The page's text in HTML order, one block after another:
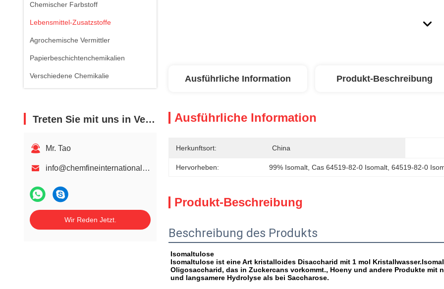
Chemischer Farbstoff
Lebensmittel-Zusatzstoffe
Agrochemische Vermittler
Papierbeschichtenchemikalien
Verschiedene Chemikalie
Treten Sie mit uns in Verbindung
Mr. Tao
info@chemfineinternational.com
Wir Reden Jetzt.
Ausführliche Information Produkt-Beschreibung
Ausführliche Information
Herkunftsort: China
Hervorheben: 99% Isomalt , Cas 64519-82-0 Isomalt , 64519-82-0
Produkt-Beschreibung
Beschreibung des Produkts
Isomaltulose
Isomaltulose ist eine Art kristalloides Disaccharid mit 1 mol
Oligosaccharid, das in Zuckercans vorkommt., Hoeny und andere Produkte
und langsamere Hydrolyse als bei Saccharose.